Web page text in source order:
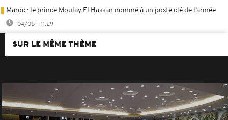
Maroc : le prince Moulay El Hassan nommé à un poste clé de l’armée
04/05 - 11:29
SUR LE MÊME THÈME